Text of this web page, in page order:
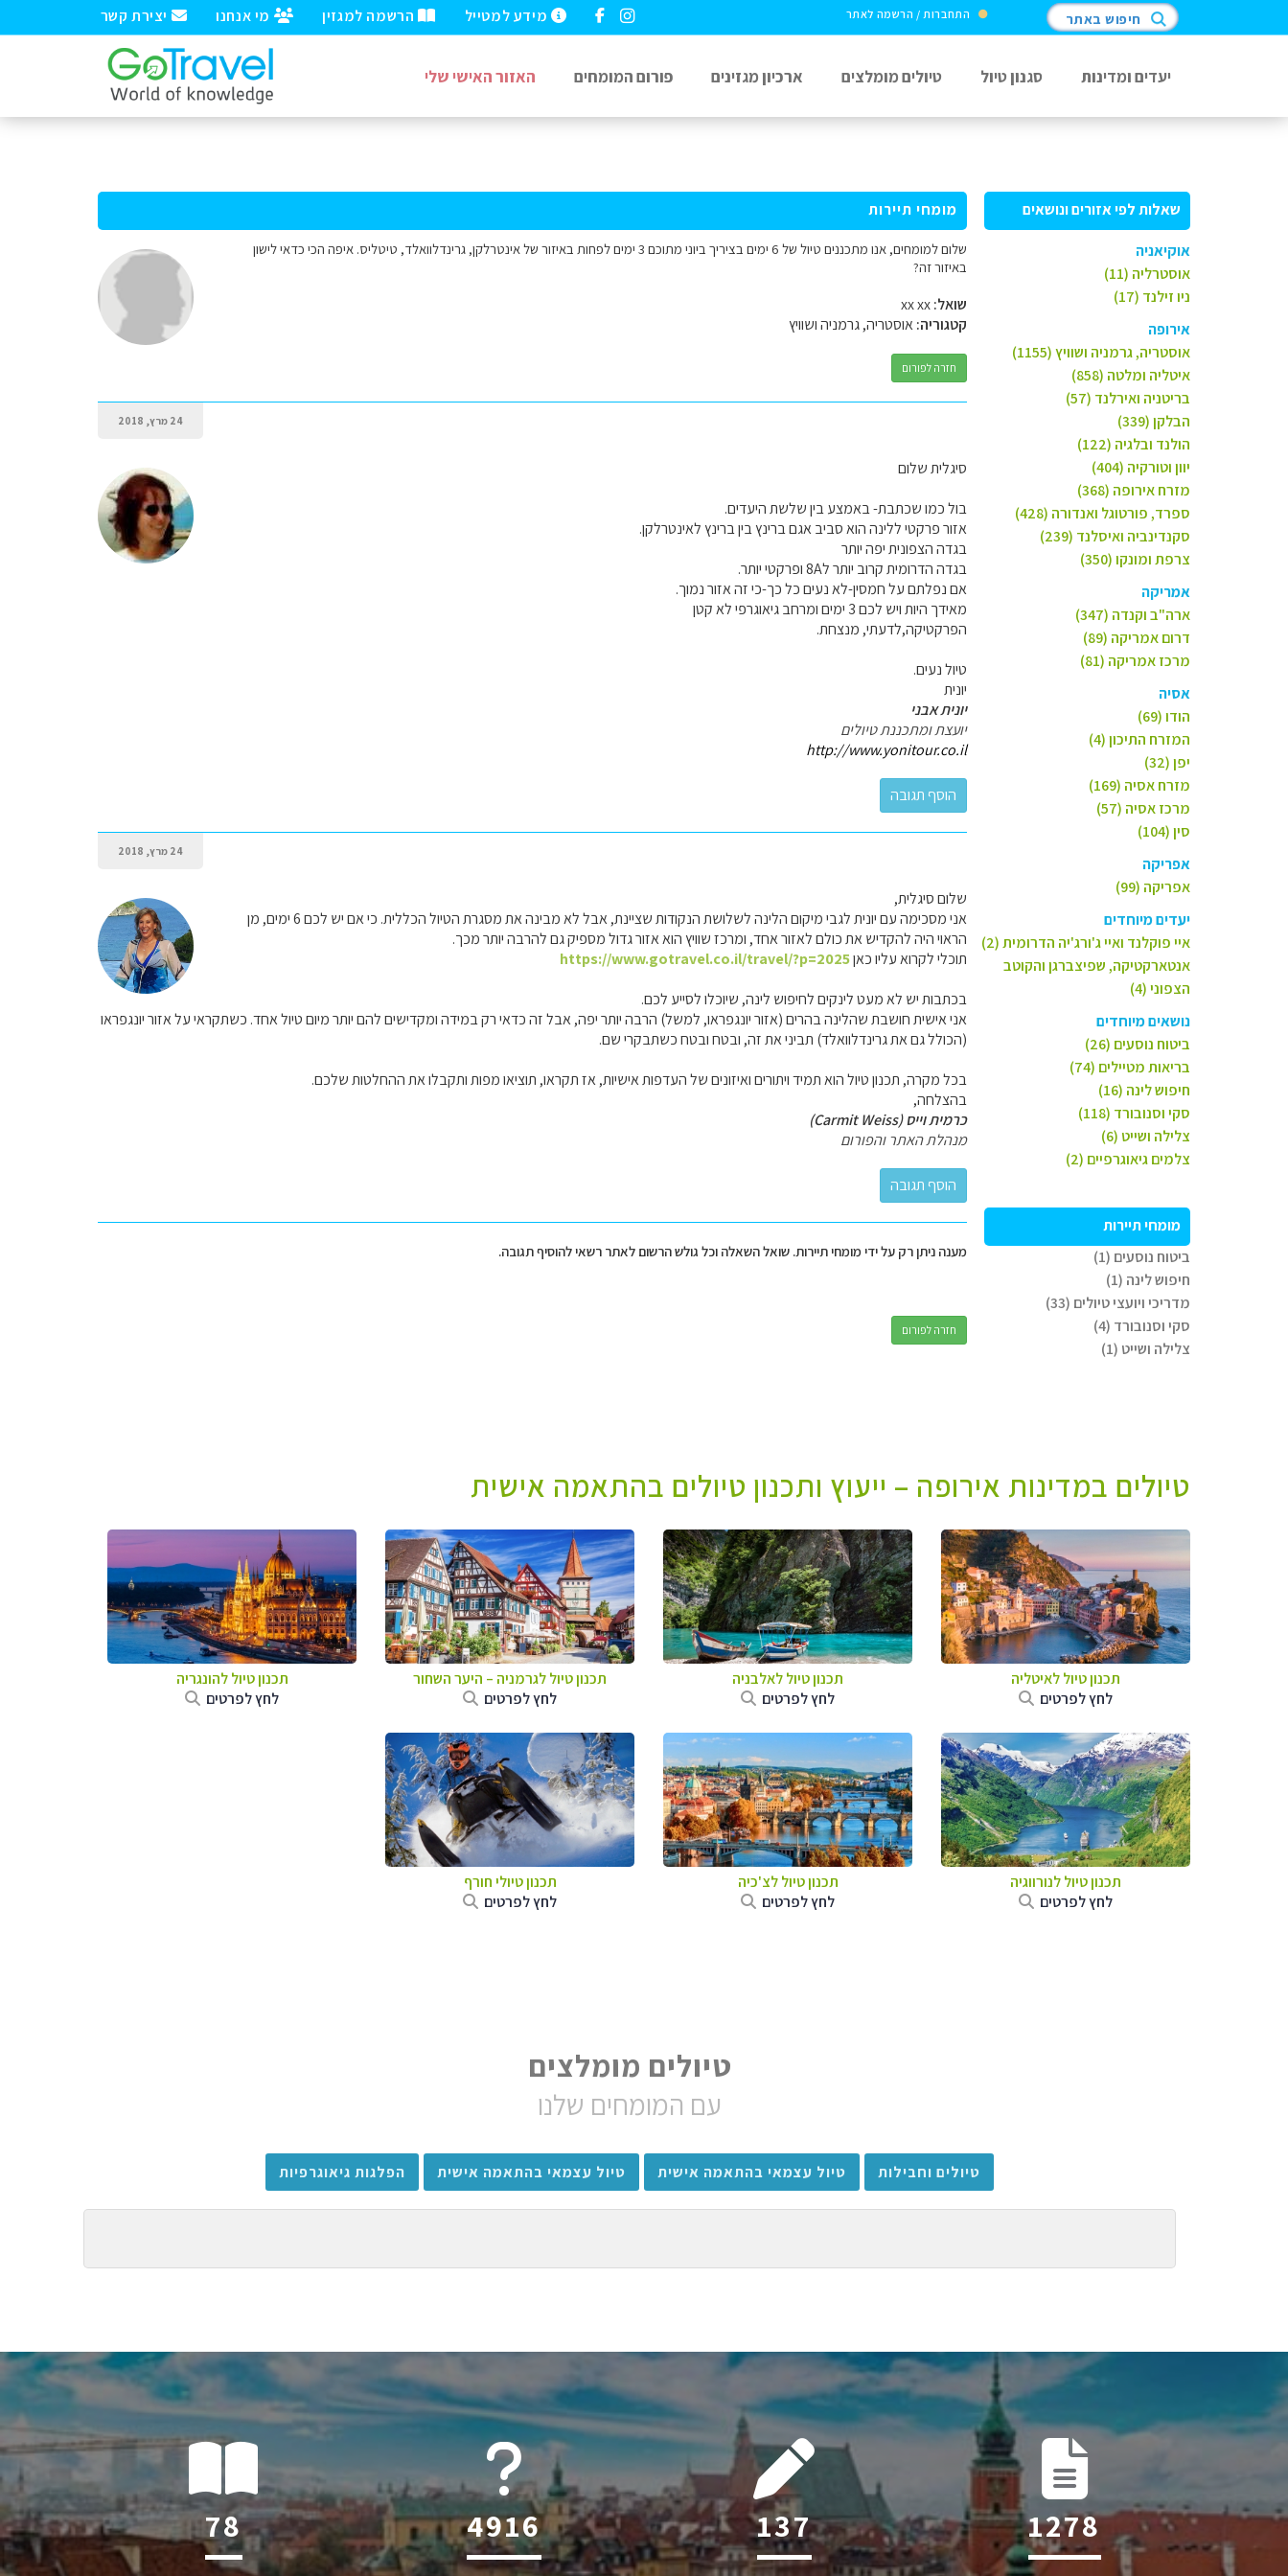
יצירת קשר מי אנחנו הרשמה למגזין מידע למטייל התחברות / הרשמה לאתר חיפוש באתר
יעדים ומדינות סגנון טיול טיולים מומלצים ארכיון מגזינים פורום המומחים האזור האישי שלי
שאלות לפי אזורים ונושאים
אוקיאניה
אוסטרליה (11)
ניו זילנד (17)
אירופה
אוסטריה, גרמניה ושוויץ (1155)
איטליה ומלטה (858)
בריטניה ואירלנד (57)
הבלקן (339)
הולנד ובלגיה (122)
יוון וטורקיה (404)
מזרח אירופה (368)
ספרד, פורטוגל ואנדורה (428)
סקנדינביה ואיסלנד (239)
צרפת ומונקו (350)
אמריקה
ארה"ב וקנדה (347)
דרום אמריקה (89)
מרכז אמריקה (81)
אסיה
הודו (69)
המזרח התיכון (4)
יפן (32)
מזרח אסיה (169)
מרכז אסיה (57)
סין (104)
אפריקה
אפריקה (99)
יעדים מיוחדים
איי פוקלנד ואיי ג'ורג'יה הדרומית (2)
אנטארקטיקה, שפיצברגן והקוטב
הצפוני (4)
נושאים מיוחדים
ביטוח נוסעים (26)
בריאות מטיילים (74)
חיפוש לינה (16)
סקי וסנובורד (118)
צלילה ושייט (6)
צלמים גיאוגרפיים (2)
מומחי תיירות
ביטוח נוסעים (1)
חיפוש לינה (1)
מדריכי ויועצי טיולים (33)
סקי וסנובורד (4)
צלילה ושייט (1)
מומחי תיירות
שלום למומחים, אנו מתכננים טיול של 6 ימים בציריך ביוני מתוכם 3 ימים לפחות באיזור של אינטרלקן, גרינדלוואלד, טיטליס. איפה הכי כדאי לישון
באיזור זה?
שואל:
קטגוריה:אוסטריה, גרמניה ושוויץ
חזרה לפורום
24 מרץ, 2018
סיגלית שלום
בול כמו שכתבת- באמצע בין שלשת היעדים.
אזור פרקטי ללינה הוא סביב אגם ברינץ בין ברינץ לאינטרלקן.
בגדה הצפונית יפה יותר
בגדה הדרומית קרוב יותר ל8A ופרקטי יותר.
אם נפלתם על חמסין-לא נעים כל כך-כי זה אזור נמוך.
מאידך היות ויש לכם 3 ימים ומרחב גיאוגרפי לא קטן
הפרקטיקה,לדעתי, מנצחת.
טיול נעים.
יונית
יונית אבני
יועצת ומתכננת טיולים
http://www.yonitour.co.il
24 מרץ, 2018
שלום סיגלית,
אני מסכימה עם יונית לגבי מיקום הלינה לשלושת הנקודות שציינת, אבל לא מבינה את מסגרת הטיול הכללית. כי אם יש לכם 6 ימים, מן
הראוי היה להקדיש את כולם לאזור אחד, ומרכז שוויץ הוא אזור גדול מספיק גם להרבה יותר מכך.
תוכלי לקרוא עליו כאןhttps://www.gotravel.co.il/travel/?p=2025
בכתבות יש לא מעט לינקים לחיפוש לינה, שיוכלו לסייע לכם.
אני אישית חושבת שהלינה בהרים (אזור יונגפראו, למשל) הרבה יותר יפה, אבל זה כדאי רק במידה ומקדישים להם יותר מיום טיול אחד. כשתקראי על אזור יונגפראו
(הכולל גם את גרינדלוואלד) תביני את זה, ובטח ובטח כשתבקרי שם.
בכל מקרה, תכנון טיול הוא תמיד ויתורים ואיזונים של העדפות אישיות, אז תקראו, תוציאו מפות ותקבלו את ההחלטות שלכם.
בהצלחה,
כרמית וייס (Carmit Weiss)
מנהלת האתר והפורום
מענה ניתן רק על ידי מומחי תיירות. שואל השאלה וכל גולש הרשום לאתר רשאי להוסיף תגובה.
חזרה לפורום
טיולים במדינות אירופה – ייעוץ ותכנון טיולים בהתאמה אישית
תכנון טיול לאיטליה
לחץ לפרטים
תכנון טיול לאלבניה
לחץ לפרטים
תכנון טיול לגרמניה – היער השחור
לחץ לפרטים
תכנון טיול להונגריה
לחץ לפרטים
תכנון טיול לנורווגיה
לחץ לפרטים
תכנון טיול לצ'כיה
לחץ לפרטים
תכנון טיולי חורף
לחץ לפרטים
טיולים מומלצים
עם המומחים שלנו
טיולים וחבילות טיול עצמאי בהתאמה אישית טיול עצמאי בהתאמה אישית הפלגות גיאוגרפיות
113 6045 198 1841